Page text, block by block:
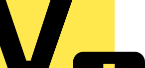
& Verbindungselemente